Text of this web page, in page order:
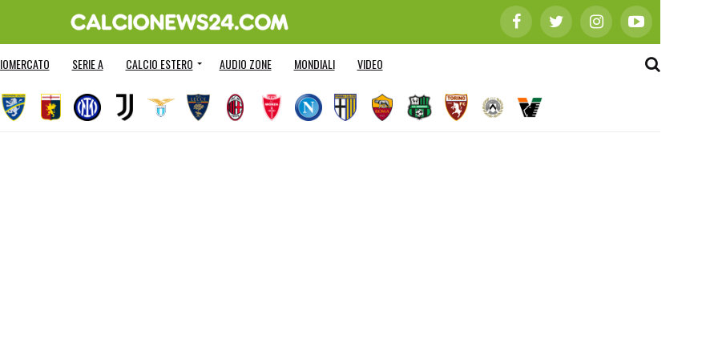
SERIE A CALCIO ESTERO AUDIO ZONE MONDIALI VIDEO